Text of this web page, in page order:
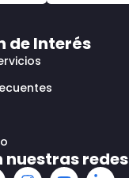
de Interés
nuestras redes